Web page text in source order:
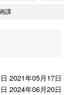
課
2021年05月17日
2024年06月20日